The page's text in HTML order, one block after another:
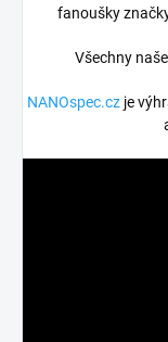
fanoušky
Všechny
NANOspec.cz je